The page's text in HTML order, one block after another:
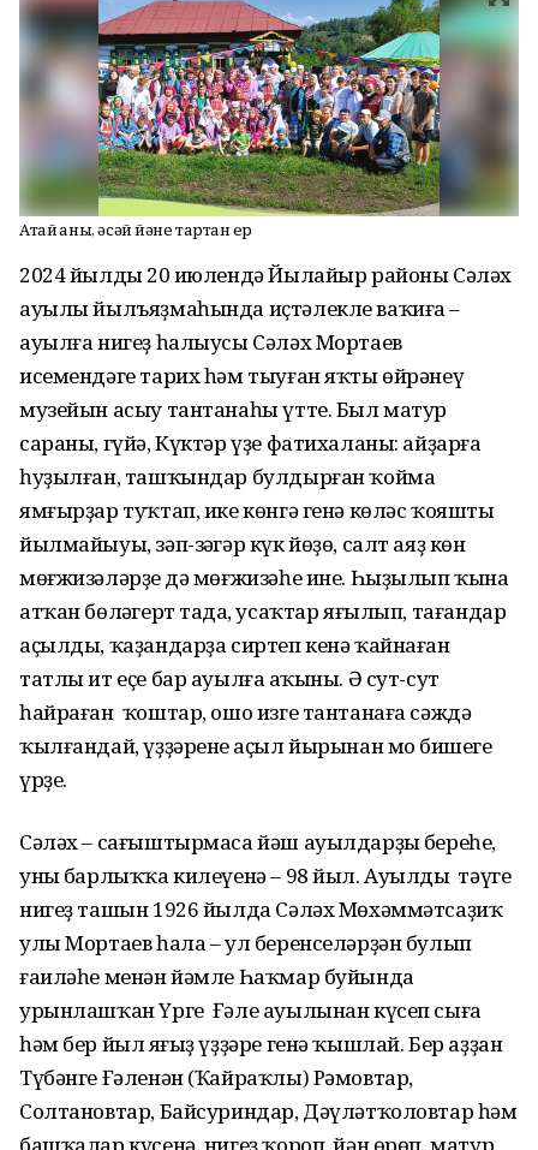
Атай ҡаны, әсәй йәне тартҡан ер
2024 йылдың 20 июлендә Йылайыр районы Сәләх
ауылы йылъяҙмаһында иҫтәлекле ваҡиға –
ауылға нигеҙ һалыусы Сәләх Мортаев
исемендәге тарих һәм тыуған яҡты өйрәнеү
музейын асыу тантанаһы үтте. Был матур
сараны, гүйә, Күктәр үҙе фатихаланы: айҙарға
һуҙылған, ташҡындар булдырған ҡойма
ямғырҙар туҡтап, ике көнгә генә көләс ҡояштың
йылмайыуы, зәп-зәңгәр күк йөҙө, салт аяҙ көн
мөғжизәләрҙең дә мөғжизәһе ине. Һыҙылып ҡына
атҡан бөләңгерт таңда, усаҡтар яғылып, тағандар
аҫылды, ҡаҙандарҙа сиртеп кенә ҡайнаған
татлы ит еҫе бар ауылға аңҡыны. Ә сут-сут
һайраған ҡоштар, ошо изге тантанаға сәждә
ҡылғандай, үҙҙәренең аҫыл йырынан моң бишеге
үрҙе.
Сәләх – сағыштырмаса йәш ауылдарҙың береһе,
уның барлыҡҡа килеүенә – 98 йыл. Ауылдың тәүге
нигеҙ ташын 1926 йылда Сәләх Мөхәммәтсаҙиҡ
улы Мортаев һала – ул беренселәрҙән булып
ғаиләһе менән йәмле Һаҡмар буйында
урынлашҡан Үрге Ғәле ауылынан күсеп сыға
һәм бер йыл яңғыҙ үҙҙәре генә ҡышлай. Бер аҙҙан
Түбәнге Ғәленән (Ҡайраҡлы) Рәмовтар,
Солтановтар, Байсуриндар, Дәүләтҡоловтар һәм